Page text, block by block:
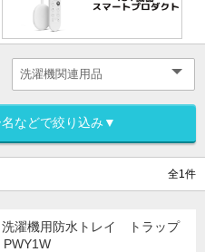
などで絞り込み▼
全1件
濯機用防水トレイ トラップ
PWY1W